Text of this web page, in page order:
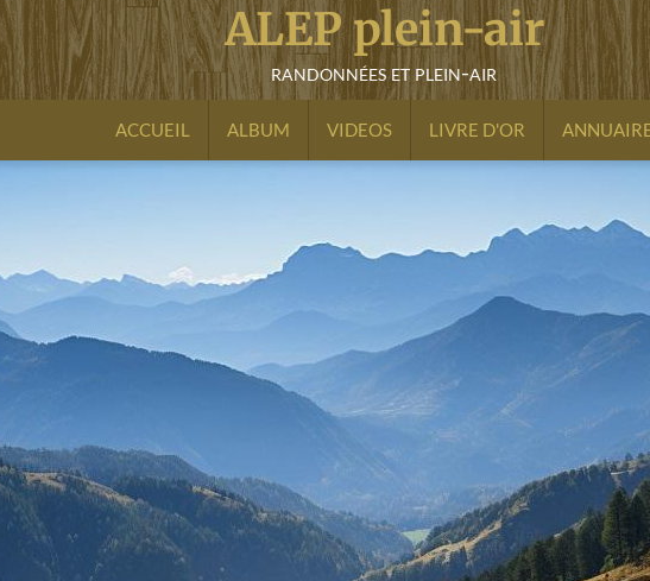
ALEP plein-air
randonnées et plein-air
ACCUEIL ALBUM VIDEOS LIVRE D'OR